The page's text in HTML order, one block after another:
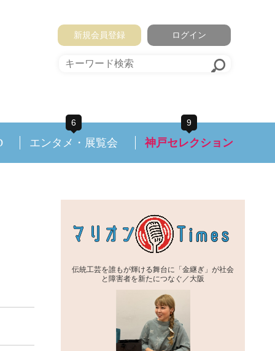
新規会員登録 ログイン
6
エンタメ・展覧会
9
神戸セレクション
伝統工芸を誰もが輝ける舞台に「金継ぎ」が社会
と障害者を新たにつなぐ／大阪